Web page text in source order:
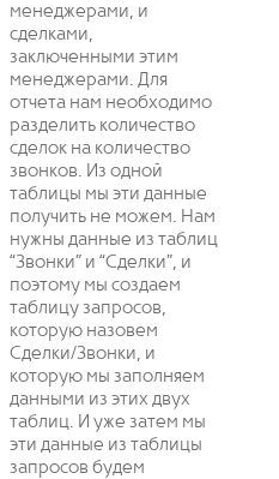
менеджерами, и
сделками,
заключенными этим
менеджерами. Для
отчета нам необходимо
разделить количество
сделок на количество
звонков. Из одной
таблицы мы эти данные
получить не можем. Нам
нужны данные из таблиц
“Звонки” и “Сделки”, и
поэтому мы создаем
таблицу запросов,
которую назовем
Сделки/Звонки, и
которую мы заполняем
данными из этих двух
таблиц. И уже затем мы
эти данные из таблицы
запросов будем